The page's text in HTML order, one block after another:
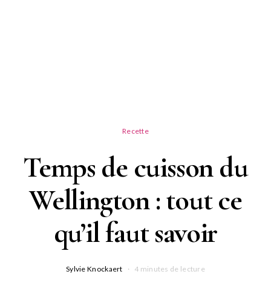
Recette
Temps de cuisson du
Wellington : tout ce
qu’il faut savoir
Sylvie Knockaert 4 minutes de lecture